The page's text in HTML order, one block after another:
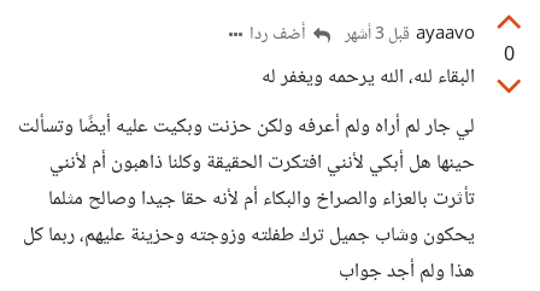
0
ayaavo قبل 3 أشهر أضف ردا
البقاء لله، الله يرحمه ويغفر له
لي جار لم أراه ولم أعرفه ولكن حزنت وبكيت عليه أيضًا وتسألت
حينها هل أبكي لأنني افتكرت الحقيقة وكلنا ذاهبون أم لأنني
تأثرت بالعزاء والصراخ والبكاء أم لأنه حقا جيدا وصالح مثلما
يحكون وشاب جميل ترك طفلته وزوجته وحزينة عليهم، ربما كل
هذا ولم أجد جواب